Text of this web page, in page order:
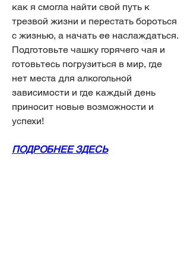
как я смогла найти свой путь к
трезвой жизни и перестать бороться
с жизнью, а начать ее наслаждаться.
Подготовьте чашку горячего чая и
готовьтесь погрузиться в мир, где
нет места для алкогольной
зависимости и где каждый день
приносит новые возможности и
успехи!
ПОДРОБНЕЕ ЗДЕСЬ